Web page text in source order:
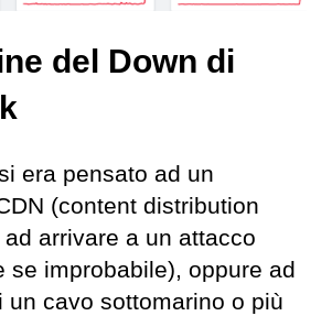
del Down di
era pensato ad un
(content distribution
arrivare a un attacco
se improbabile), oppure ad
un cavo sottomarino o più